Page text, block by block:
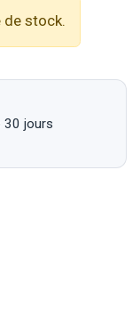
de stock.
30 jours